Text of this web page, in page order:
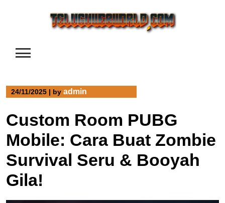
24/11/2025 | by admin
Custom Room PUBG
Mobile: Cara Buat Zombie
Survival Seru & Booyah
Gila!